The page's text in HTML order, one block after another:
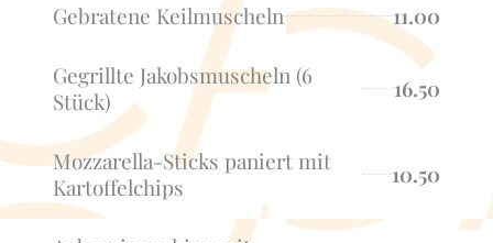
Gebratene Keilmuscheln 11.00
Gegrillte Jakobsmuscheln (6
Stück)
16.50
Mozzarella-Sticks paniert mit
Kartoffelchips
10.50